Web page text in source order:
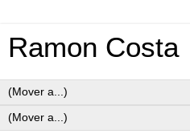
Ramon Costa